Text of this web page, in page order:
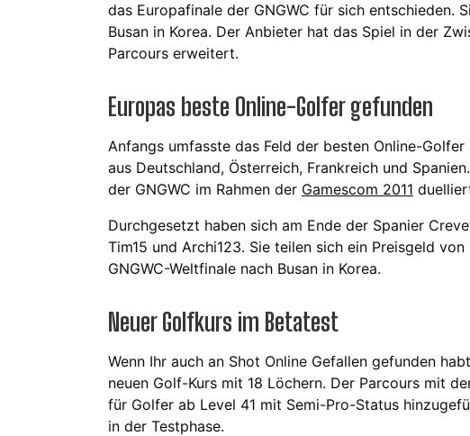
das Europafinale der GNGWC für sich entschieden.
Busan in Korea. Der Anbieter hat das Spiel in der
Parcours erweitert.
Europas beste Online-Golfer gefunden
Anfangs umfasste das Feld der besten Online-
aus Deutschland, Österreich, Frankreich und
der GNGWC im Rahmen der Gamescom 2011
Durchgesetzt haben sich am Ende der Spanier
Tim15 und Archi123. Sie teilen sich ein Preisgeld
GNGWC-Weltfinale nach Busan in Korea.
Neuer Golfkurs im Betatest
Wenn Ihr auch an Shot Online Gefallen gefunden
neuen Golf-Kurs mit 18 Löchern. Der Parcours mit
für Golfer ab Level 41 mit Semi-Pro-Status
in der Testphase.